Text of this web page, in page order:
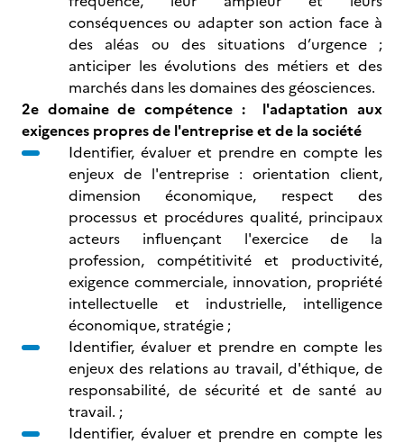
conséquences ou adapter son action face à
des aléas ou des situations d’urgence ;
anticiper les évolutions des métiers et des
marchés dans les domaines des géosciences.
2e domaine de compétence : l'adaptation aux
exigences propres de l'entreprise et de la société
Identifier, évaluer et prendre en compte les
enjeux de l'entreprise : orientation client,
dimension économique, respect des
processus et procédures qualité, principaux
acteurs influençant l'exercice de la
profession, compétitivité et productivité,
exigence commerciale, innovation, propriété
intellectuelle et industrielle, intelligence
économique, stratégie ;
Identifier, évaluer et prendre en compte les
enjeux des relations au travail, d'éthique, de
responsabilité, de sécurité et de santé au
travail. ;
Identifier, évaluer et prendre en compte les